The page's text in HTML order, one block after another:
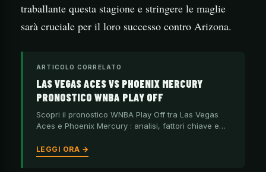
traballante questa stagione e stringere le maglie
sarà cruciale per il loro successo contro Arizona.
ARTICOLO CORRELATO
LAS VEGAS ACES VS PHOENIX MERCURY
PRONOSTICO WNBA PLAY OFF
Scopri il pronostico WNBA Play Off tra Las Vegas
Aces e Phoenix Mercury : analisi, fattori chiave e…
LEGGI ORA →